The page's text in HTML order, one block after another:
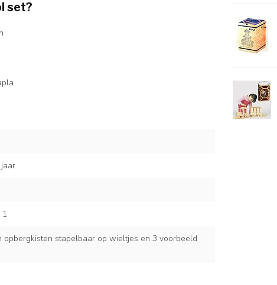
set?
1
opbergkisten stapelbaar op wieltjes en 3 voorbeeld